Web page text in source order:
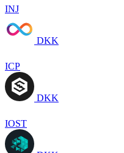
INJ
DKK
ICP
DKK
IOST